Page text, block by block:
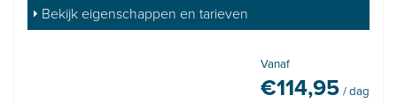
Bekijk eigenschappen en tarieven
Vanaf
€114,95 / dag